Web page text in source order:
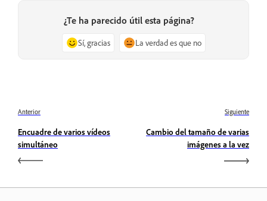
¿Te ha parecido útil esta página?
Sí, gracias La verdad es que no
Anterior
Encuadre de varios vídeos
simultáneo
Siguiente
Cambio del tamaño de varias
imágenes a la vez